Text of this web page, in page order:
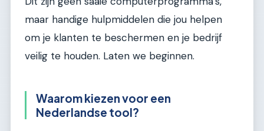
maar handige hulpmiddelen die jou helpen
om je klanten te beschermen en je bedrijf
veilig te houden. Laten we beginnen.
Waarom kiezen voor een
Nederlandse tool?